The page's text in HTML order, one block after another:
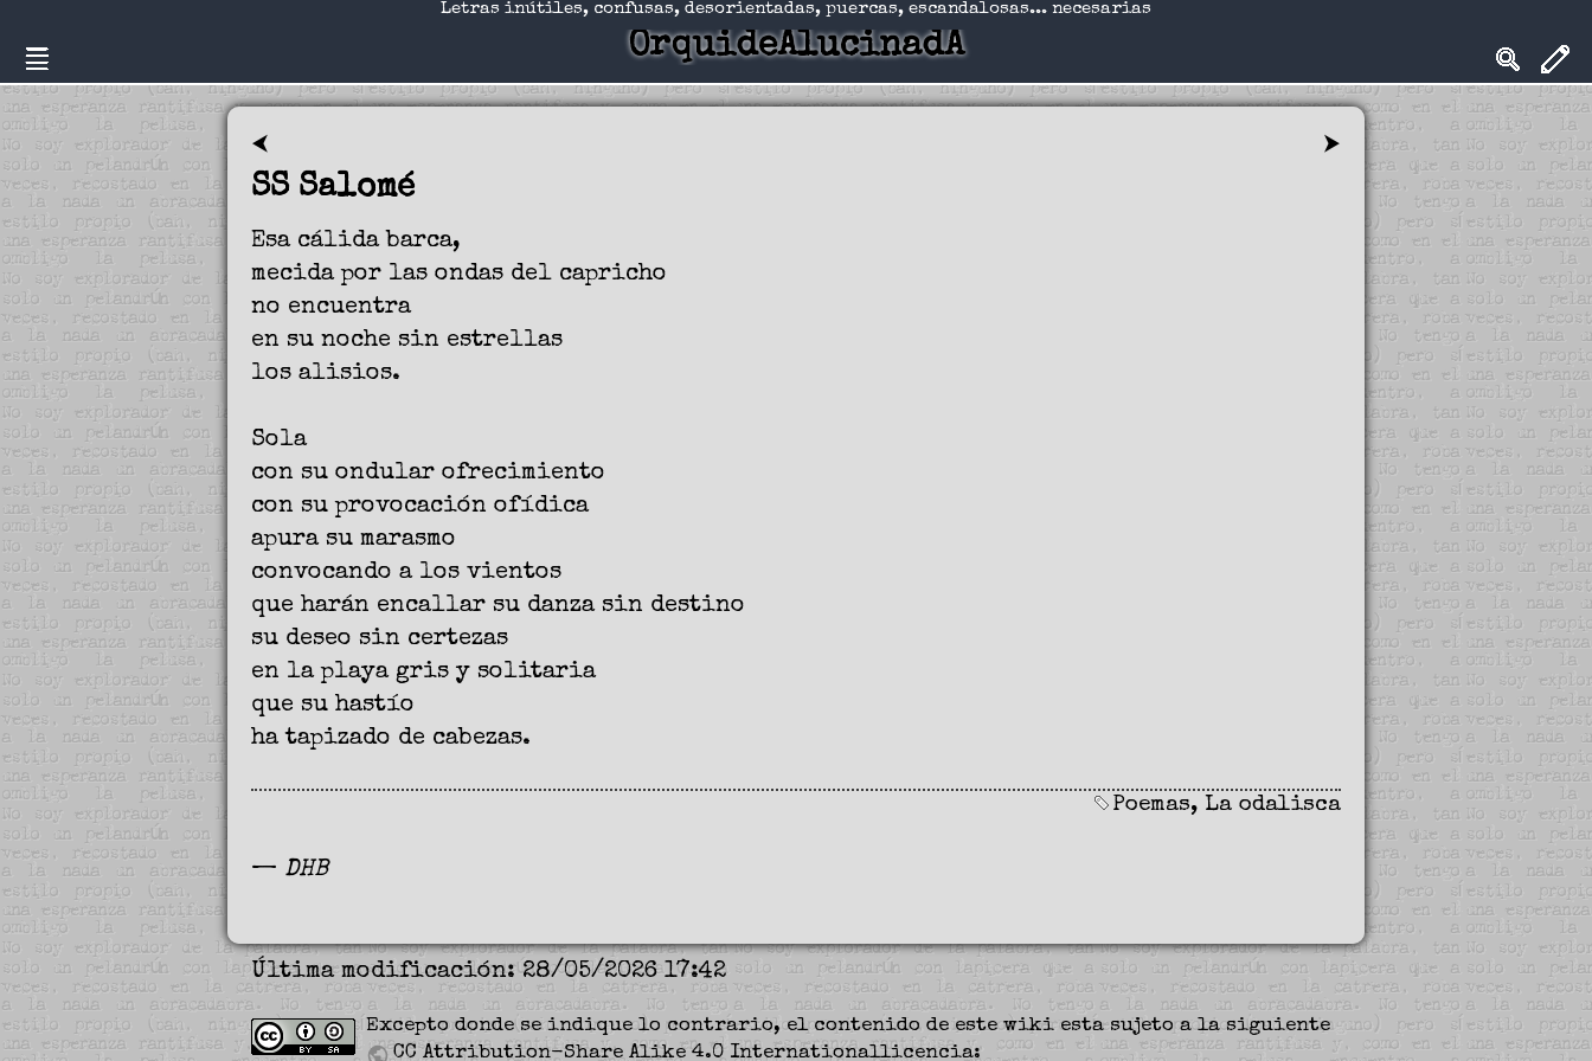
Letras inútiles, confusas, desorientadas, puercas, escandalosas... necesarias
OrquideAlucinadA
⮜ ⮞
SS Salomé
Esa cálida barca,
mecida por las ondas del capricho
no encuentra
en su noche sin estrellas
los alisios.
Sola
con su ondular ofrecimiento
con su provocación ofídica
apura su marasmo
convocando a los vientos
que harán encallar su danza sin destino
su deseo sin certezas
en la playa gris y solitaria
que su hastío
ha tapizado de cabezas.
Poemas, La odalisca
— DHB
Última modificación: 28/05/2026 17:42
Excepto donde se indique lo contrario, el contenido de este wiki esta sujeto a la siguiente
licencia:
CC Attribution-Share Alike 4.0 International